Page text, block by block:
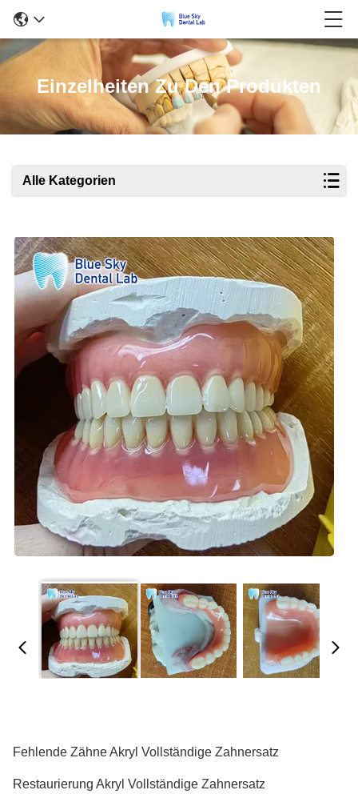
Einzelheiten Zu Den Produkten
Alle Kategorien
Fehlende Zähne Akryl Vollständige Zahnersatz
Restaurierung Akryl Vollständige Zahnersatz